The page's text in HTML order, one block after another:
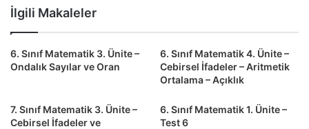
İlgili Makaleler
6. Sınıf Matematik 3. Ünite –
Ondalık Sayılar ve Oran
6. Sınıf Matematik 4. Ünite –
Cebirsel İfadeler – Aritmetik
Ortalama – Açıklık
7. Sınıf Matematik 3. Ünite –
Cebirsel İfadeler ve
6. Sınıf Matematik 1. Ünite –
Test 6